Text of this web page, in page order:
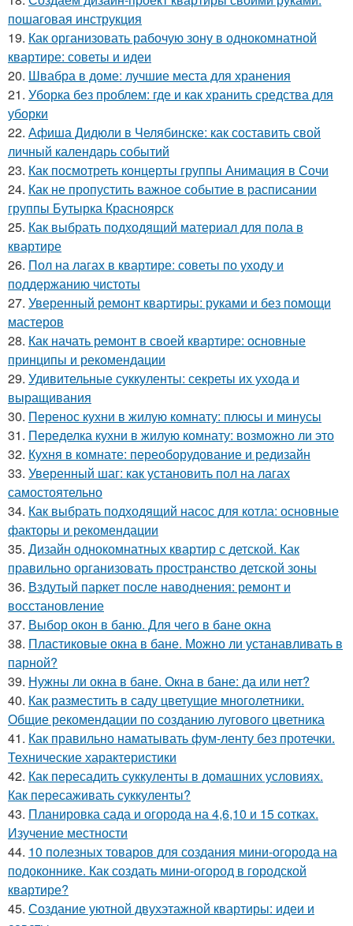
пошаговая инструкция
19. Как организовать рабочую зону в однокомнатной
квартире: советы и идеи
20. Швабра в доме: лучшие места для хранения
21. Уборка без проблем: где и как хранить средства для
уборки
22. Афиша Дидюли в Челябинске: как составить свой
личный календарь событий
23. Как посмотреть концерты группы Анимация в Сочи
24. Как не пропустить важное событие в расписании
группы Бутырка Красноярск
25. Как выбрать подходящий материал для пола в
квартире
26. Пол на лагах в квартире: советы по уходу и
поддержанию чистоты
27. Уверенный ремонт квартиры: руками и без помощи
мастеров
28. Как начать ремонт в своей квартире: основные
принципы и рекомендации
29. Удивительные суккуленты: секреты их ухода и
выращивания
30. Перенос кухни в жилую комнату: плюсы и минусы
31. Переделка кухни в жилую комнату: возможно ли это
32. Кухня в комнате: переоборудование и редизайн
33. Уверенный шаг: как установить пол на лагах
самостоятельно
34. Как выбрать подходящий насос для котла: основные
факторы и рекомендации
35. Дизайн однокомнатных квартир с детской. Как
правильно организовать пространство детской зоны
36. Вздутый паркет после наводнения: ремонт и
восстановление
37. Выбор окон в баню. Для чего в бане окна
38. Пластиковые окна в бане. Можно ли устанавливать в
парной?
39. Нужны ли окна в бане. Окна в бане: да или нет?
40. Как разместить в саду цветущие многолетники.
Общие рекомендации по созданию лугового цветника
41. Как правильно наматывать фум-ленту без протечки.
Технические характеристики
42. Как пересадить суккуленты в домашних условиях.
Как пересаживать суккуленты?
43. Планировка сада и огорода на 4,6,10 и 15 сотках.
Изучение местности
44. 10 полезных товаров для создания мини-огорода на
подоконнике. Как создать мини-огород в городской
квартире?
45. Создание уютной двухэтажной квартиры: идеи и